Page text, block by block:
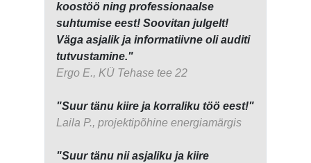
koostöö ning professionaalse
suhtumise eest! Soovitan julgelt!
Väga asjalik ja informatiivne oli auditi
tutvustamine."
Ergo E., KÜ Tehase tee 22
"Suur tänu kiire ja korraliku töö eest!"
Laila P., projektipõhine energiamärgis
"Suur tänu nii asjaliku ja kiire